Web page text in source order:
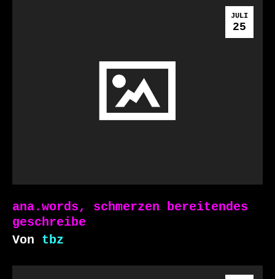
JULI
25
ana.words, schmerzen bereitendes
geschreibe
Von tbz